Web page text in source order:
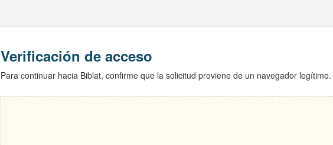
Verificación de acceso
Para continuar hacia Biblat, confirme que la solicitud proviene de un navegador legítimo.